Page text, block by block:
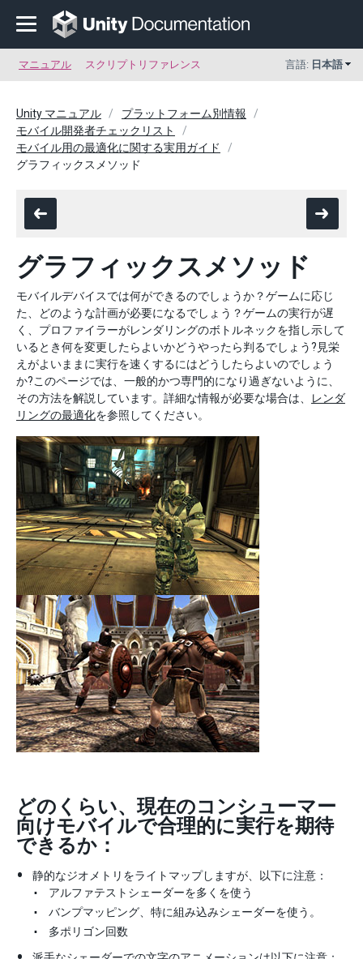
マニュアル スクリプトリファレンス 言語: 日本語
Unity マニュアル
プラットフォーム別情報
モバイル開発者チェックリスト
モバイル用の最適化に関する実用ガイド
グラフィックスメソッド
グラフィックスメソッド
モバイルデバイスでは何ができるのでしょうか？ゲームに応じ
た、どのような計画が必要になるでしょう？ゲームの実行が遅
く、プロファイラーがレンダリングのボトルネックを指し示して
いるとき何を変更したらよいかどうやったら判るでしょう?見栄
えがよいままに実行を速くするにはどうしたらよいのでしょう
か?このページでは、一般的かつ専門的になり過ぎないように、
その方法を解説しています。詳細な情報が必要な場合は、
レンダ
リングの最適化を参照してください。
どのくらい、現在のコンシューマー
向けモバイルで合理的に実行を期待
できるか：
静的なジオメトリをライトマップしますが、以下に注意：
アルファテストシェーダーを多くを使う
バンプマッピング、特に組み込みシェーダーを使う。
多ポリゴン回数